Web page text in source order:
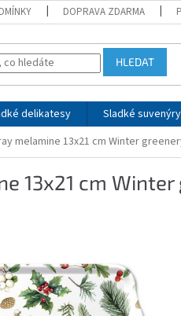
DOPRAVA ZDARMA
HLEDAT
delikatesy Sladké
melamine 13x21 cm Winter
13x21 cm